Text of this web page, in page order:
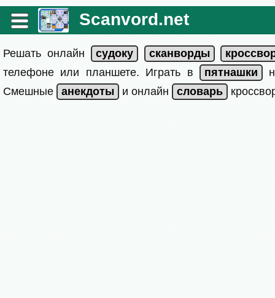
Scanvord.net
Решать онлайн
телефоне или планшете. Играть в
Смешные
и онлайн